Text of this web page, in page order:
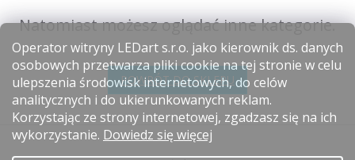
Operator witryny LEDart s.r.o. jako kierownik ds. danych
osobowych przetwarza pliki cookie na tej stronie w celu
ulepszenia środowisk internetowych, do celów
analitycznych i do ukierunkowanych reklam.
Korzystając ze strony internetowej, zgadzasz się na ich
wykorzystanie. Dowiedz się więcej
Natomiast możesz oglądać inne kategorie.
POWRÓT DO SKLEPU